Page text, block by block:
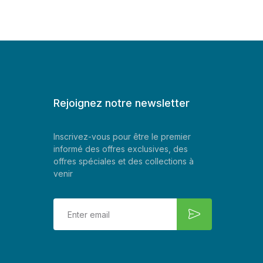
Rejoignez notre newsletter
Inscrivez-vous pour être le premier
informé des offres exclusives, des
offres spéciales et des collections à
venir